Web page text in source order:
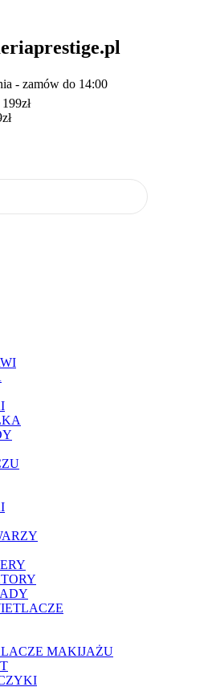
- zamów do 14:00
MAKIJAŻU